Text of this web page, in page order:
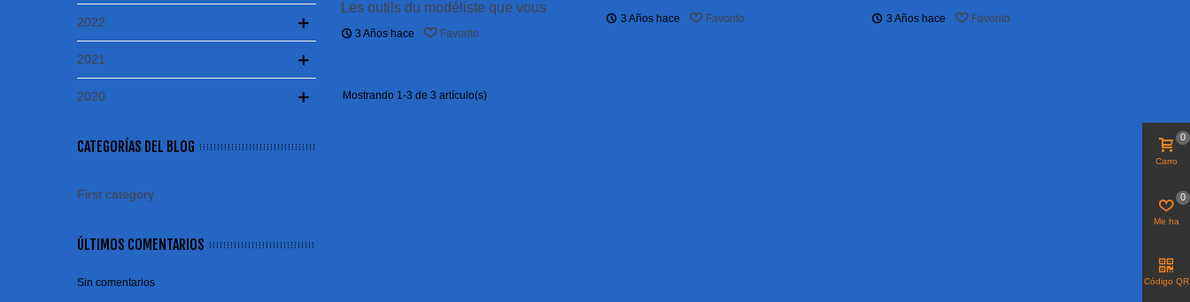
2022
2021
2020
CATEGORÍAS DEL BLOG
First category
ÚLTIMOS COMENTARIOS
Sin comentarios
Les outils du modéliste que vous
garderez longtemps dans votre atelier
3 Años hace Favorito
composites
3 Años hace Favorito 3 Años hace Favorito
Mostrando 1-3 de 3 artículo(s)
Carro
0
Me ha
0
Código QR